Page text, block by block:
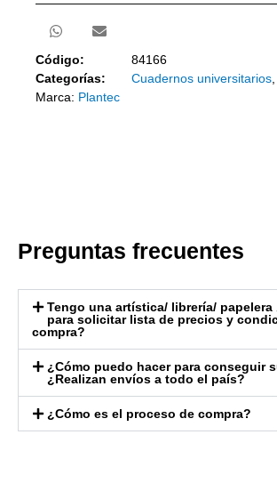
Código:
84166
Categorías:
Cuadernos universitarios
Marca: Plantec
Preguntas frecuentes
Tengo una artística/ librería/ papelera
para solicitar lista de precios y
compra?
¿Cómo puedo hacer para conseguir
¿Realizan envíos a todo el país?
¿Cómo es el proceso de compra?